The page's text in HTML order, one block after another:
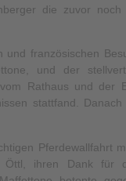
die zuvor
und französischen
und der
Rathaus und der
stattfand.
Pferdewallfahrt
Öttl, ihren Dank für